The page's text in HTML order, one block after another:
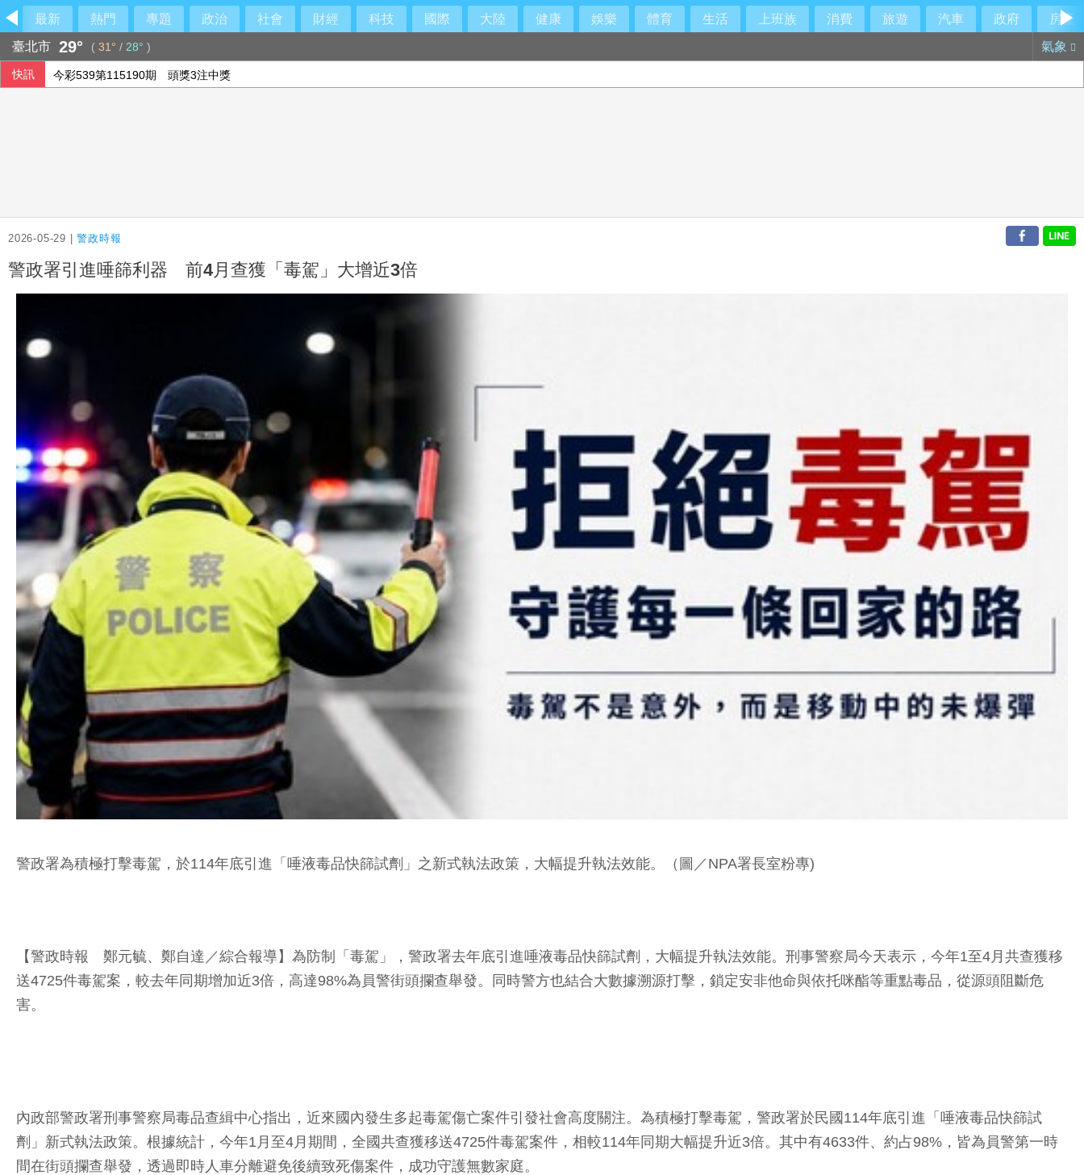
最新 熱門 專題 政治 社會 財經 科技 國際 大陸 健康 娛樂 體育 生活 上班族 消費 旅遊 汽車 政府
房產
臺北市 29° ( 31° / 28° ) 氣象
快訊 今彩539第115190期 頭獎3注中獎
2026-05-29 |警政時報
警政署引進唾篩利器 前4月查獲「毒駕」大增近3倍
警政署為積極打擊毒駕，於114年底引進「唾液毒品快篩試劑」之新式執法政策，大幅提升執法效能。（圖／NPA署長室粉專)
【警政時報 鄭元毓、鄭自達／綜合報導】為防制「毒駕」，警政署去年底引進唾液毒品快篩試劑，大幅提升執法效能。刑事警察局今天表示，今年1至4月共查獲移
送4725件毒駕案，較去年同期增加近3倍，高達98%為員警街頭攔查舉發。同時警方也結合大數據溯源打擊，鎖定安非他命與依托咪酯等重點毒品，從源頭阻斷危
害。
內政部警政署刑事警察局毒品查緝中心指出，近來國內發生多起毒駕傷亡案件引發社會高度關注。為積極打擊毒駕，警政署於民國114年底引進「唾液毒品快篩試
劑」新式執法政策。根據統計，今年1月至4月期間，全國共查獲移送4725件毒駕案件，相較114年同期大幅提升近3倍。其中有4633件、約占98%，皆為員警第一時
間在街頭攔查舉發，透過即時人車分離避免後續致死傷案件，成功守護無數家庭。